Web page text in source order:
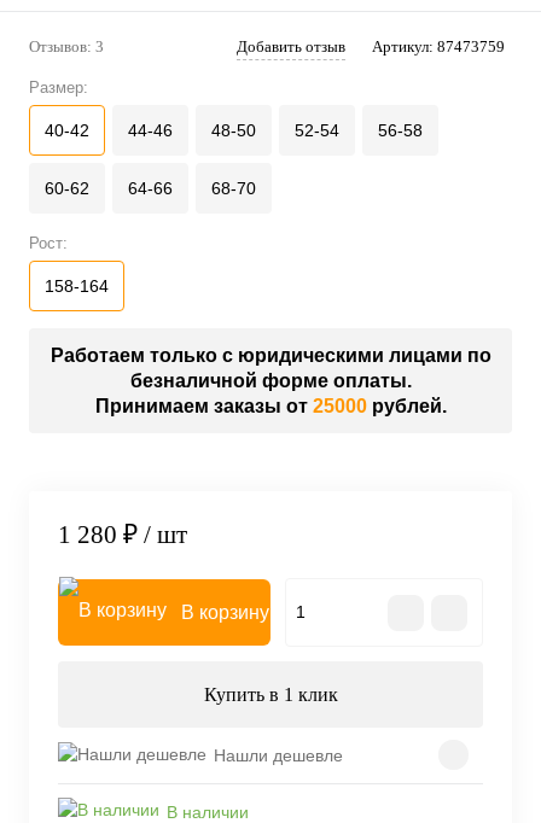
Отзывов: 3 Добавить отзыв Артикул: 87473759
Размер:
40-42 44-46 48-50 52-54 56-58
60-62 64-66 68-70
Рост:
158-164
Работаем только с юридическими лицами по
безналичной форме оплаты.
Принимаем заказы от 25000рублей.
1 280 ₽ / шт
В корзину
Купить в 1 клик
Нашли дешевле
В наличии